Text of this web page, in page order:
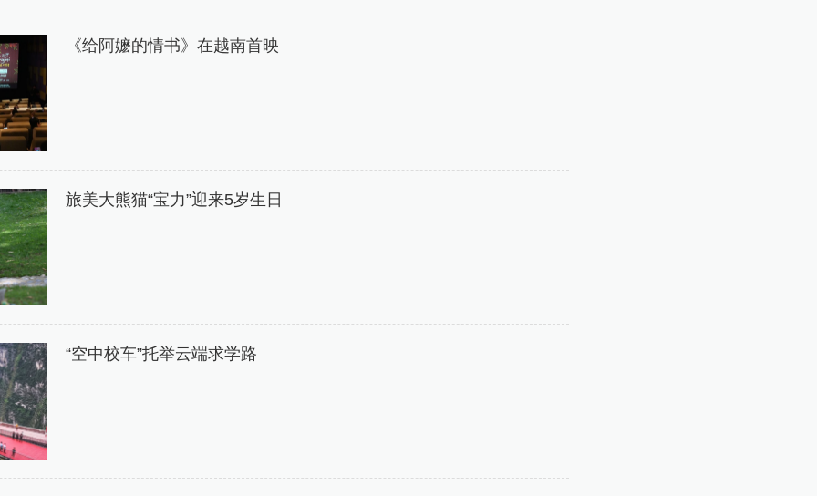
《给阿嬷的情书》在越南首映
旅美大熊猫“宝力”迎来5岁生日
“空中校车”托举云端求学路